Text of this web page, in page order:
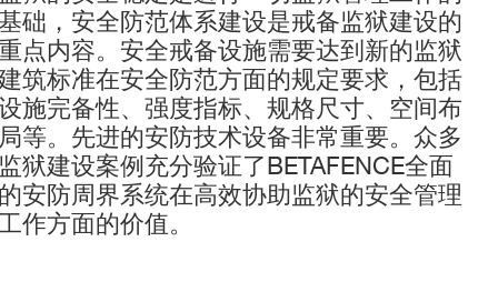
础，安全防范体系建设是戒备监狱建设的
点内容。安全戒备设施需要达到新的监狱
筑标准在安全防范方面的规定要求，包括
施完备性、强度指标、规格尺寸、空间布
等。先进的安防技术设备非常重要。众多
狱建设案例充分验证了BETAFENCE全面
安防周界系统在高效协助监狱的安全管理
作方面的价值。